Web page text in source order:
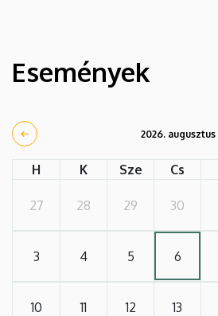
Események
2026. augusztus
H K Sze Cs
27 28 29 30
3 4 5 6
10 11 12 13